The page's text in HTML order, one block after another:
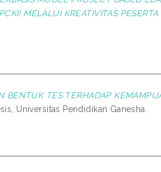
MELALUI KREATIVITAS PESERTA
BENTUK TES TERHADAP
Universitas Pendidikan Ganesha.